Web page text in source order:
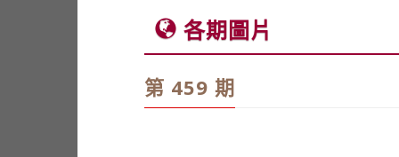
各期圖片
第 459 期